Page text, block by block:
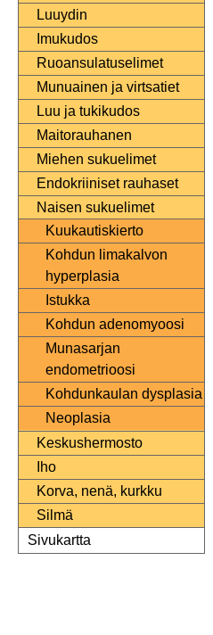
Luuydin
Imukudos
Ruoansulatuselimet
Munuainen ja virtsatiet
Luu ja tukikudos
Maitorauhanen
Miehen sukuelimet
Endokriiniset rauhaset
Naisen sukuelimet
Kuukautiskierto
Kohdun limakalvon
hyperplasia
Istukka
Kohdun adenomyoosi
Munasarjan
endometrioosi
Kohdunkaulan dysplasia
Neoplasia
Keskushermosto
Iho
Korva, nenä, kurkku
Silmä
Sivukartta